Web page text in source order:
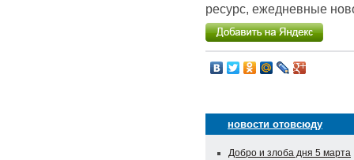
ресурс, ежедневные
новости отовсюду
Добро и злоба дня 5 марта